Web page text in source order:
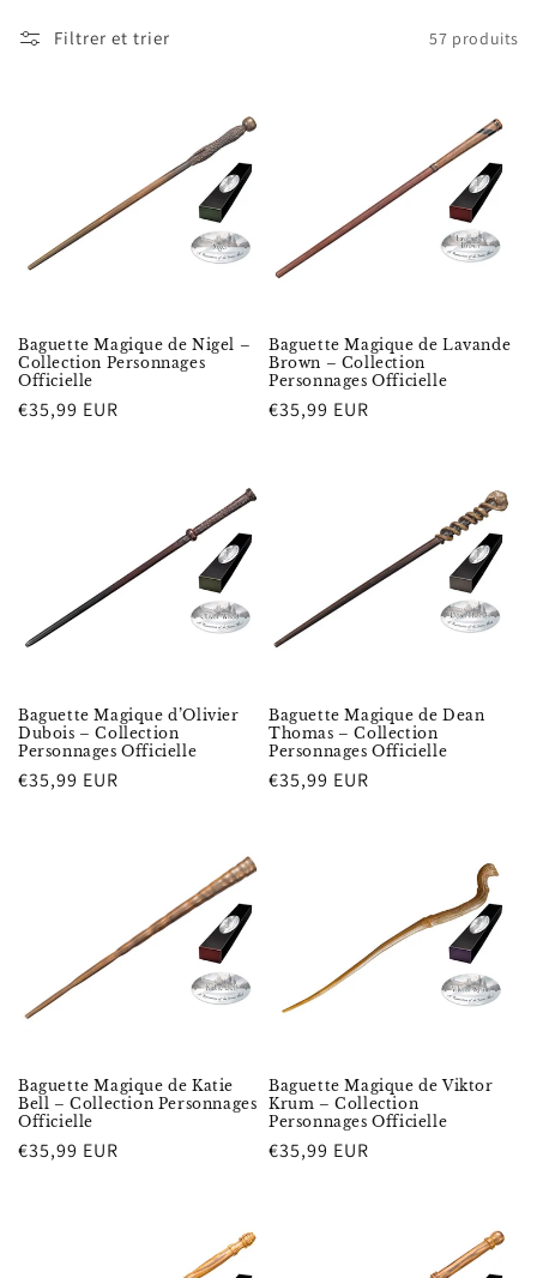
Filtrer et trier 57 produits
Baguette Magique de Nigel –
Collection Personnages
Officielle
Prix
€35,99 EUR
Baguette Magique de Lavande
Brown – Collection
Personnages Officielle
Prix
€35,99 EUR
Baguette Magique d’Olivier
Dubois – Collection
Personnages Officielle
Prix
€35,99 EUR
Baguette Magique de Dean
Thomas – Collection
Personnages Officielle
Prix
€35,99 EUR
Baguette Magique de Katie
Bell – Collection Personnages
Officielle
Prix
€35,99 EUR
Baguette Magique de Viktor
Krum – Collection
Personnages Officielle
Prix
€35,99 EUR